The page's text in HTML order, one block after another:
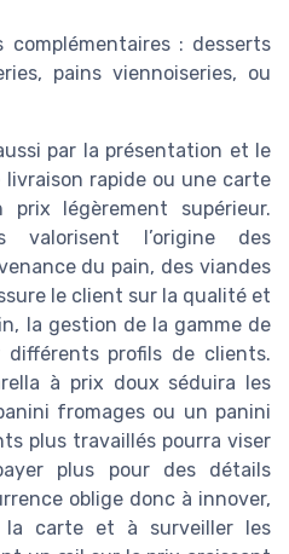
complémentaires : desserts
pains viennoiseries, ou
par la présentation et le
livraison rapide ou une carte
légèrement supérieur.
valorisent l’origine des
du pain, des viandes
le client sur la qualité et
la gestion de la gamme de
différents profils de clients.
à prix doux séduira les
fromages ou un panini
plus travaillés pourra viser
plus pour des détails
oblige donc à innover,
la carte et à surveiller les